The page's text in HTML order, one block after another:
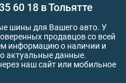
60 18 в Тольятте
шины для Вашего авто. У
продавцов со всей
информацию о наличии и
актуальные данные.
наш сайт или мобильное